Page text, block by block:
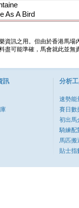
As A Bird
資訊之用。但由於香港馬
盡可能準確，馬會就此並
訊 分析
速勢能
賽日數
初出馬
騎練配
馬匹搬
貼士指